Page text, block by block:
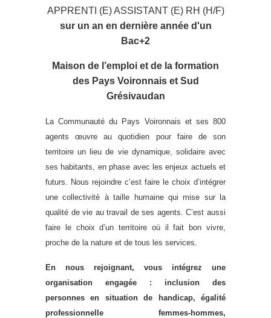
APPRENTI (E) ASSISTANT (E) RH (H/F)
sur un an en dernière année d'un
Bac+2
Maison de l’emploi et de la formation
des Pays Voironnais et Sud
Grésivaudan
La Communauté du Pays Voironnais et ses 800
agents œuvre au quotidien pour faire de son
territoire un lieu de vie dynamique, solidaire avec
ses habitants, en phase avec les enjeux actuels et
futurs. Nous rejoindre c’est faire le choix d’intégrer
une collectivité à taille humaine qui mise sur la
qualité de vie au travail de ses agents. C’est aussi
faire le choix d’un territoire où il fait bon vivre,
proche de la nature et de tous les services.
En nous rejoignant, vous intégrez une
organisation engagée : inclusion des
personnes en situation de handicap, égalité
professionnelle femmes-hommes,